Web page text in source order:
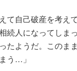
て自己破産を考え
続人になってしま
たようだ。このま
う…」